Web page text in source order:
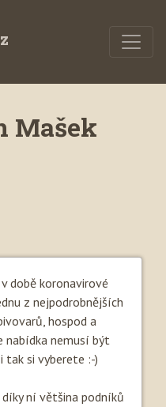
Mašek
době koronavirové
z nejpodrobnějších
hospod a
nabídka nemusí být
tak si vyberete :-)
díky ní většina podníků